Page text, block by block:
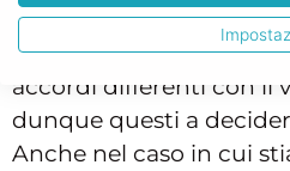
assolutamente libera:
l’acquirente a pagarne
accordi differenti con il
dunque questi a
Anche nel caso in cui